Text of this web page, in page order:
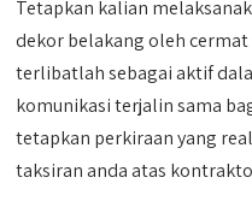
Tetapkan kalian
dekor belakang oleh
terlibatlah sebagai aktif
komunikasi terjalin sama
tetapkan perkiraan yang
taksiran anda atas